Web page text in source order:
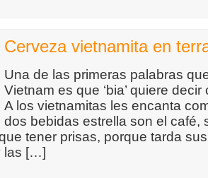
Cerveza vietnamita en
Una de las primeras palabras
Vietnam es que ‘bia’ quiere
A los vietnamitas les encanta
dos bebidas estrella son el café,
tener prisas, porque tarda
las […]